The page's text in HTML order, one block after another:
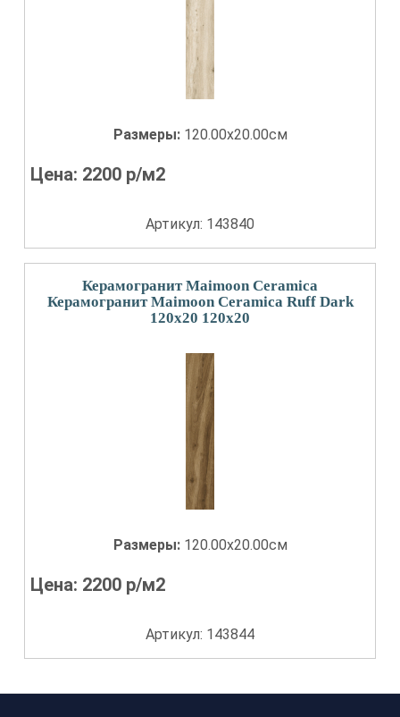
Размеры: 120.00x20.00см
Цена: 2200 р/м2
Артикул: 143840
Керамогранит Maimoon Ceramica
Керамогранит Maimoon Ceramica Ruff Dark
120x20 120x20
Размеры: 120.00x20.00см
Цена: 2200 р/м2
Артикул: 143844